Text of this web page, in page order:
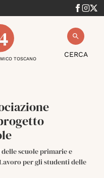
CERCA
TOSCANO
scuole primarie e
per gli studenti delle